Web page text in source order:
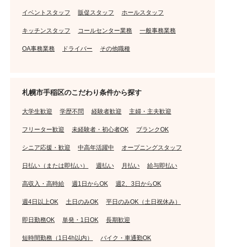
イベントスタッフ 販促スタッフ ホールスタッフ
キッチンスタッフ コールセンター業務 一般事務業務
OA事務業務 ドライバー その他職種
札幌市手稲区のこだわり条件から探す
大学生歓迎 学歴不問 経験者歓迎 主婦・主夫歓迎
フリーター歓迎 未経験者・初心者OK ブランクOK
シニア応援・歓迎 中高年活躍中 オープニングスタッフ
日払い（または即払い） 週払い 月払い 給与即払い
高収入・高時給 週1日からOK 週2、3日からOK
週4日以上OK 土日のみOK 平日のみOK（土日祝休み）
即日勤務OK 単発・1日OK 長期歓迎
短時間勤務（1日4h以内） バイク・車通勤OK